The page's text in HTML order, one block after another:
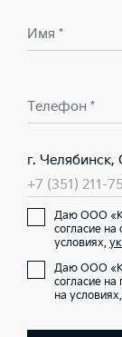
Имя *
Телефон *
г.
+7 (351) 211-
Даю ООО
согласие
условиях,
Даю ООО
согласие
на условиях,